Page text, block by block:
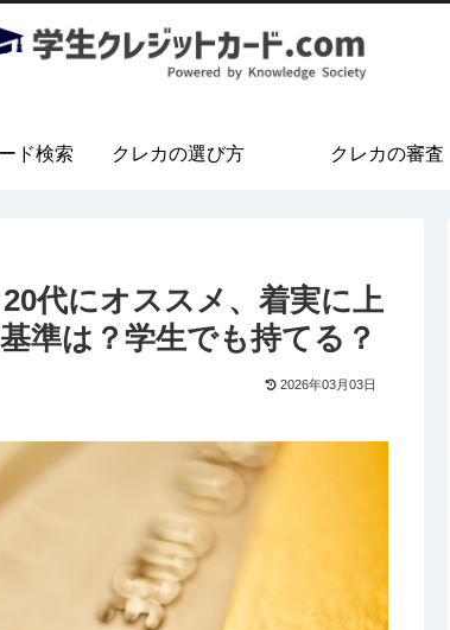
ド検索 クレカの選び方 クレカの審査
代にオススメ、着実に上
準は？学生でも持てる？
2026年03月03日